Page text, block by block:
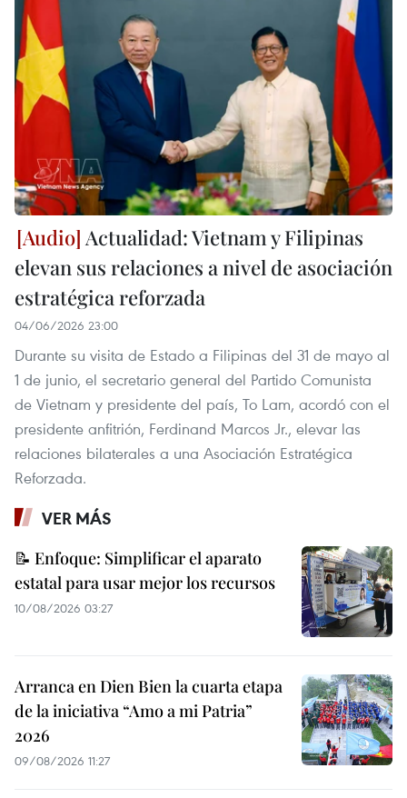
Actualidad: Vietnam y Filipinas
elevan sus relaciones a nivel de asociación
estratégica reforzada
04/06/2026 23:00
Durante su visita de Estado a Filipinas del 31 de mayo al
1 de junio, el secretario general del Partido Comunista
de Vietnam y presidente del país, To Lam, acordó con el
presidente anfitrión, Ferdinand Marcos Jr., elevar las
relaciones bilaterales a una Asociación Estratégica
Reforzada.
VER MÁS
📝 Enfoque: Simplificar el aparato
estatal para usar mejor los recursos
10/08/2026 03:27
Arranca en Dien Bien la cuarta etapa
de la iniciativa “Amo a mi Patria”
2026
09/08/2026 11:27